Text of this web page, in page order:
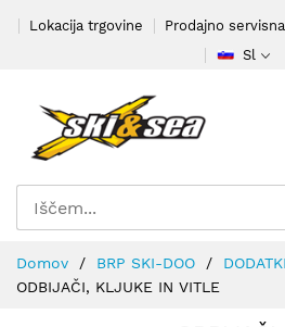
na
Lokacija trgovine Prodajno
Sl
Domov BRP SKI-DOO
DODATKI
ODBIJAČI, KLJUKE IN VITLE